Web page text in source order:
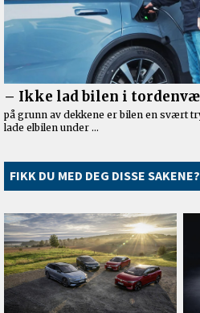
FIKK DU MED DEG DISSE SAKENE?